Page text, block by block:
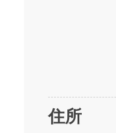
住所